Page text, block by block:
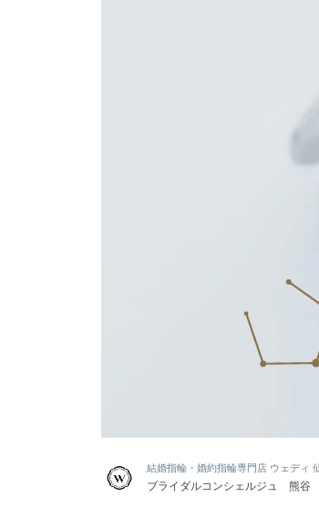
結婚指輪・婚約指輪専門店 ウェディ
ブライダルコンシェルジュ 熊